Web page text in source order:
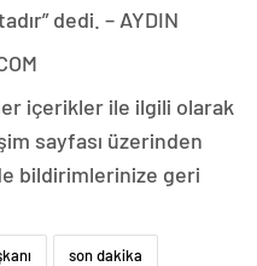
dedi. – AYDIN
içerikler ile ilgili olarak
sayfası üzerinden
bildirimlerinize geri
son dakika